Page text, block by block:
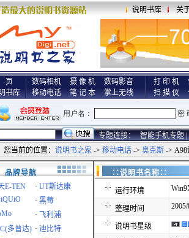
说明书库 关
页
书库
数码相机 摄 像 机
数码影音
移动电话
笔 记 本 掌上无线
打 印 机
扫 描 仪
专题连接： 智能手机专题 |
您当前的位置： 说明书之家 -> 移动电话 -> 奥克斯 ->
品牌导航
E-TEN · UT斯达康
· 黑莓
·
飞利浦
多普达) · 迪比特
∷说明书名
运行环境
整理时间
说明书星级